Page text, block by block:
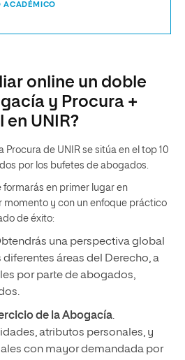
ACADÉMICO
online un doble
y Procura +
en UNIR?
Procura de UNIR se sitúa en el top 10
por los bufetes de abogados.
en primer lugar en
momento y con un enfoque práctico
de éxito:
una perspectiva global
áreas del Derecho, a
por parte de abogados,
de la Abogacía.
atributos personales, y
con mayor demandada por